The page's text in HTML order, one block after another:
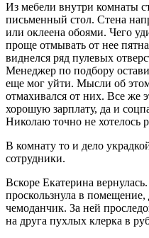
Из мебели внутри комнаты
письменный стол. Стена
или оклеена обоями. Чего
проще отмывать от нее
виднелся ряд пулевых
Менеджер по подбору
еще мог уйти. Мысли об
отмахивался от них. Все же
хорошую зарплату, да и
Николаю точно не хотелось
В комнату то и дело
сотрудники.
Вскоре Екатерина
проскользнула в
чемоданчик. За ней
на друга пухлых клерка в